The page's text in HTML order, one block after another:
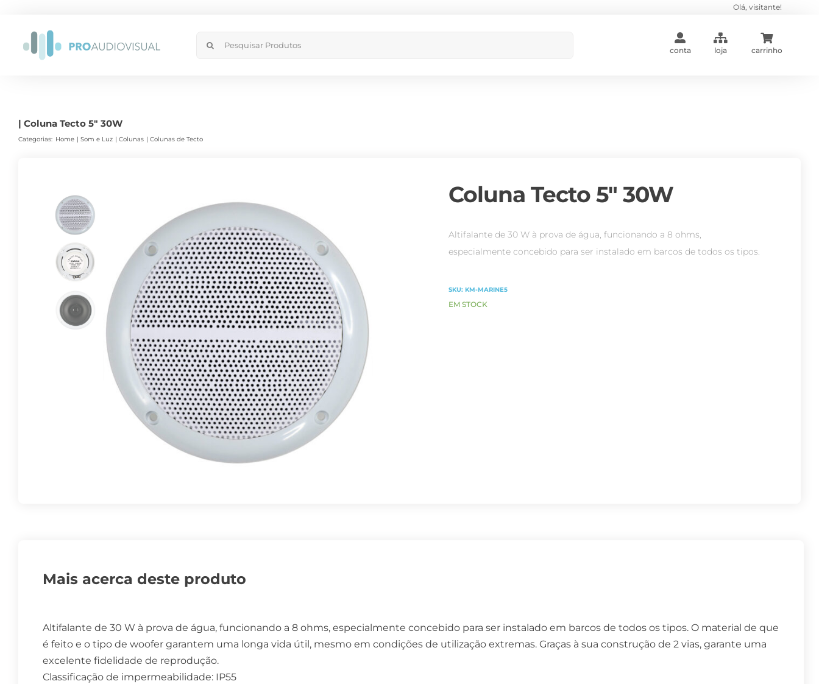
content
Olá, visitante!
Search
conta loja carrinho
| Coluna Tecto 5″ 30W
Categorias: Home Som e Luz Colunas Colunas de Tecto
Coluna Tecto 5″ 30W
Altifalante de 30 W à prova de água, funcionando a 8 ohms,
especialmente concebido para ser instalado em barcos de todos os tipos.
SKU:KM-MARINE5
EM STOCK
Mais acerca deste produto
Altifalante de 30 W à prova de água, funcionando a 8 ohms, especialmente concebido para ser instalado em barcos de todos os tipos. O material de que
é feito e o tipo de woofer garantem uma longa vida útil, mesmo em condições de utilização extremas. Graças à sua construção de 2 vias, garante uma
excelente fidelidade de reprodução.
Classificação de impermeabilidade: IP55